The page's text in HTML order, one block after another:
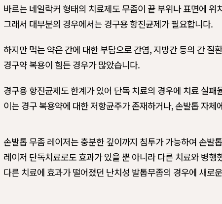
바르는 네일락커 형태의 치료제도 무좀이 끝 부위나 표면에
그래서 대부분의 경우에서는 경구용 항진균제가 필요합니다.
하지만 먹는 약은 간에 대한 부담으로 간염, 지방간 등의 간
경구약 복용이 힘든 경우가 많았습니다.
경구용 항진균제도 한계가 있어 단독 치료의 경우에 치료 실
이는 경구 복용약에 대한 저항균주가 존재하거나, 손발톱 자
손발톱 무좀 레이저는 충분한 깊이까지 침투가 가능하여 손
레이저 단독치료로도 효과가 있을 뿐 아니라 다른 치료와 병
다른 치료에 효과가 떨어졌던 난치성 발톱무좀의 경우에 새로